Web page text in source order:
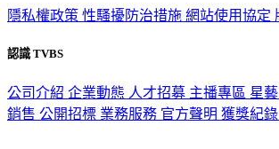
隱私權政策 性騷擾防治措施 網站使用協定
認識 TVBS
公司介紹 企業動態 人才招募 主播專區 星
銷售 公開招標 業務服務 官方聲明 獲獎紀